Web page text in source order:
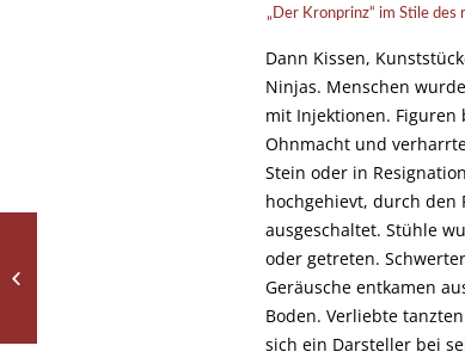
„Der Kronprinz“ im Stile
Dann Kissen,
Ninjas. Menschen
mit Injektionen.
Ohnmacht und
Stein oder in
hochgehievt, durch den
ausgeschaltet. Stühle
oder getreten.
Geräusche entkamen
Boden. Verliebte
sich ein Darsteller bei